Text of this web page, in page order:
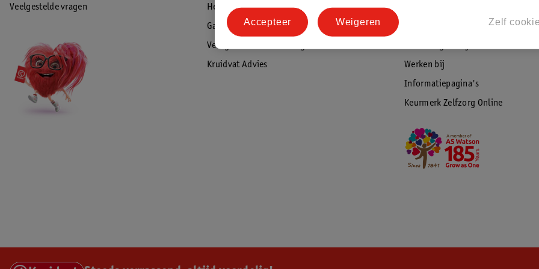
Veelgestelde vragen
Herroepen & retourneren
Garantie
Veiligheidswaarschuwingen
Kruidvat Advies
Werken bij
Informatiepagina's
Keurmerk Zelfzorg Online
Zelf
Weigeren
Accepteer